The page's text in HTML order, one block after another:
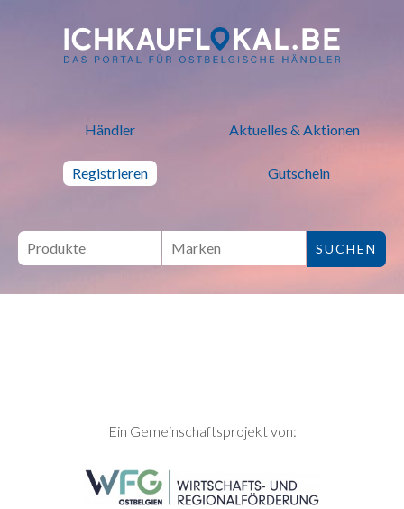
ich kauf lokal - Bei lokalen
Händler Aktuelles & Aktionen
Registrieren Gutschein
SEITENFUSSEin Gemeinschaftsprojekt von: